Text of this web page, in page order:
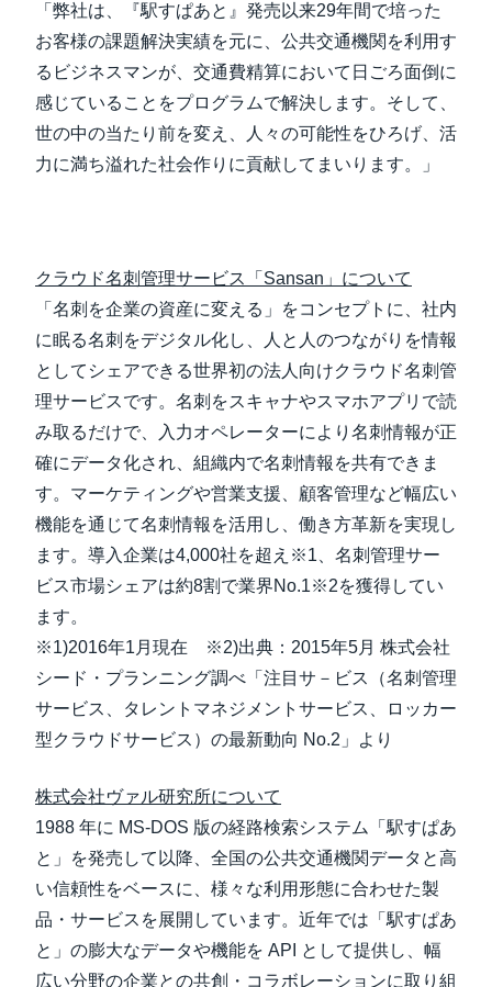
「弊社は、『駅すぱあと』発売以来29年間で培った
お客様の課題解決実績を元に、公共交通機関を利用す
るビジネスマンが、交通費精算において日ごろ面倒に
感じていることをプログラムで解決します。そして、
世の中の当たり前を変え、人々の可能性をひろげ、活
力に満ち溢れた社会作りに貢献してまいります。」
クラウド名刺管理サービス「Sansan」について
「名刺を企業の資産に変える」をコンセプトに、社内
に眠る名刺をデジタル化し、人と人のつながりを情報
としてシェアできる世界初の法人向けクラウド名刺管
理サービスです。名刺をスキャナやスマホアプリで読
み取るだけで、入力オペレーターにより名刺情報が正
確にデータ化され、組織内で名刺情報を共有できま
す。マーケティングや営業支援、顧客管理など幅広い
機能を通じて名刺情報を活用し、働き方革新を実現し
ます。導入企業は4,000社を超え※1、名刺管理サー
ビス市場シェアは約8割で業界No.1※2を獲得してい
ます。
※1)2016年1月現在 ※2)出典：2015年5月 株式会社
シード・プランニング調べ「注目サ－ビス（名刺管理
サービス、タレントマネジメントサービス、ロッカー
型クラウドサービス）の最新動向 No.2」より
株式会社ヴァル研究所について
1988 年に MS-DOS 版の経路検索システム「駅すぱあ
と」を発売して以降、全国の公共交通機関データと高
い信頼性をベースに、様々な利用形態に合わせた製
品・サービスを展開しています。近年では「駅すぱあ
と」の膨大なデータや機能を API として提供し、幅
広い分野の企業との共創・コラボレーションに取り組